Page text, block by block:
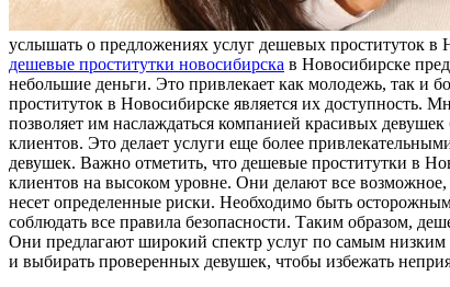
услышать о предложениях услуг дешевых проституток в
дешевые проститутки новосибирска в Новосибирске
небольшие деньги. Это привлекает как молодежь, так и
проституток в Новосибирске является их доступность.
позволяет им наслаждаться компанией красивых
клиентов. Это делает услуги еще более
девушек. Важно отметить, что дешевые проститутки в
клиентов на высоком уровне. Они делают все
несет определенные риски. Необходимо быть
соблюдать все правила безопасности. Таким образом,
Они предлагают широкий спектр услуг по самым низким
и выбирать проверенных девушек, чтобы избежать